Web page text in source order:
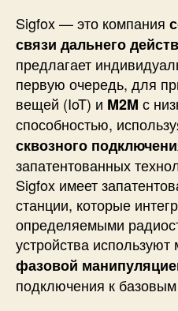
Sigfox — это компания
связи дальнего
предлагает
первую очередь, для
вещей (IoT) и M2M с
способностью,
сквозного
запатентованных
Sigfox имеет
станции, которые
определяемыми
устройства
фазовой
подключения к